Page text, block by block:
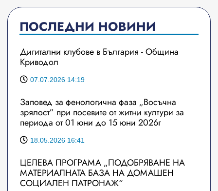
ПОСЛЕДНИ НОВИНИ
Дигитални клубове в България - Община
Криводол
07.07.2026 14:19
Заповед за фенологична фаза „Восъчна
зрялост” при посевите от житни култури за
периода от 01 юни до 15 юни 2026г
18.05.2026 16:41
ЦЕЛЕВА ПРОГРАМА „ПОДОБРЯВАНЕ НА
МАТЕРИАЛНАТА БАЗА НА ДОМАШЕН
СОЦИАЛЕН ПАТРОНАЖ“